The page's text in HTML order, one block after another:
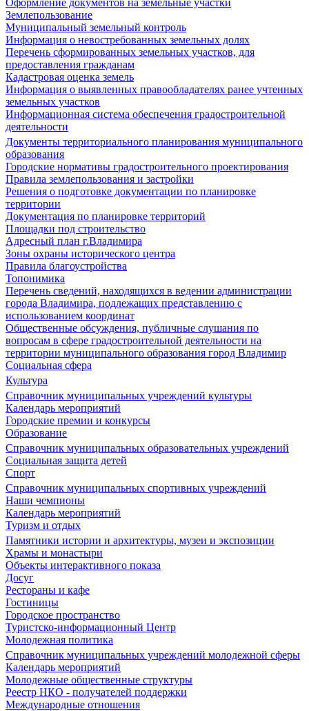
Оформление документов на земельные участки
Землепользование
Муниципальный земельный контроль
Информация о невостребованных земельных долях
Перечень сформированных земельных участков, для
предоставления гражданам
Кадастровая оценка земель
Информация о выявленных правообладателях ранее учтенных
земельных участков
Информационная система обеспечения градостроительной
деятельности
Документы территориального планирования муниципального
образования
Городские нормативы градостроительного проектирования
Правила землепользования и застройки
Решения о подготовке документации по планировке
территории
Документация по планировке территорий
Площадки под строительство
Адресный план г.Владимира
Зоны охраны исторического центра
Правила благоустройства
Топонимика
Перечень сведений, находящихся в ведении администрации
города Владимира, подлежащих представлению с
использованием координат
Общественные обсуждения, публичные слушания по
вопросам в сфере градостроительной деятельности на
территории муниципального образования город Владимир
Социальная сфера
Культура
Справочник муниципальных учреждений культуры
Календарь мероприятий
Городские премии и конкурсы
Образование
Справочник муниципальных образовательных учреждений
Социальная защита детей
Спорт
Справочник муниципальных спортивных учреждений
Наши чемпионы
Календарь мероприятий
Туризм и отдых
Памятники истории и архитектуры, музеи и экспозиции
Храмы и монастыри
Объекты интерактивного показа
Досуг
Рестораны и кафе
Гостиницы
Городское пространство
Туристско-информационный Центр
Молодежная политика
Справочник муниципальных учреждений молодежной сферы
Календарь мероприятий
Молодежные общественные структуры
Реестр НКО - получателей поддержки
Международные отношения